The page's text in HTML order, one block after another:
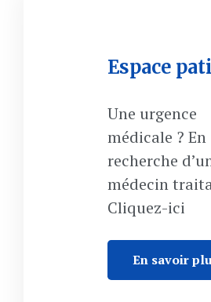
Espace
Une urgence
médicale ? En
recherche
médecin
Cliquez-ici
En savoir